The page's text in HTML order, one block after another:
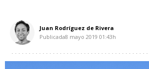
Juan Rodríguez de Rivera
Publicada8 mayo 2019 01:43h